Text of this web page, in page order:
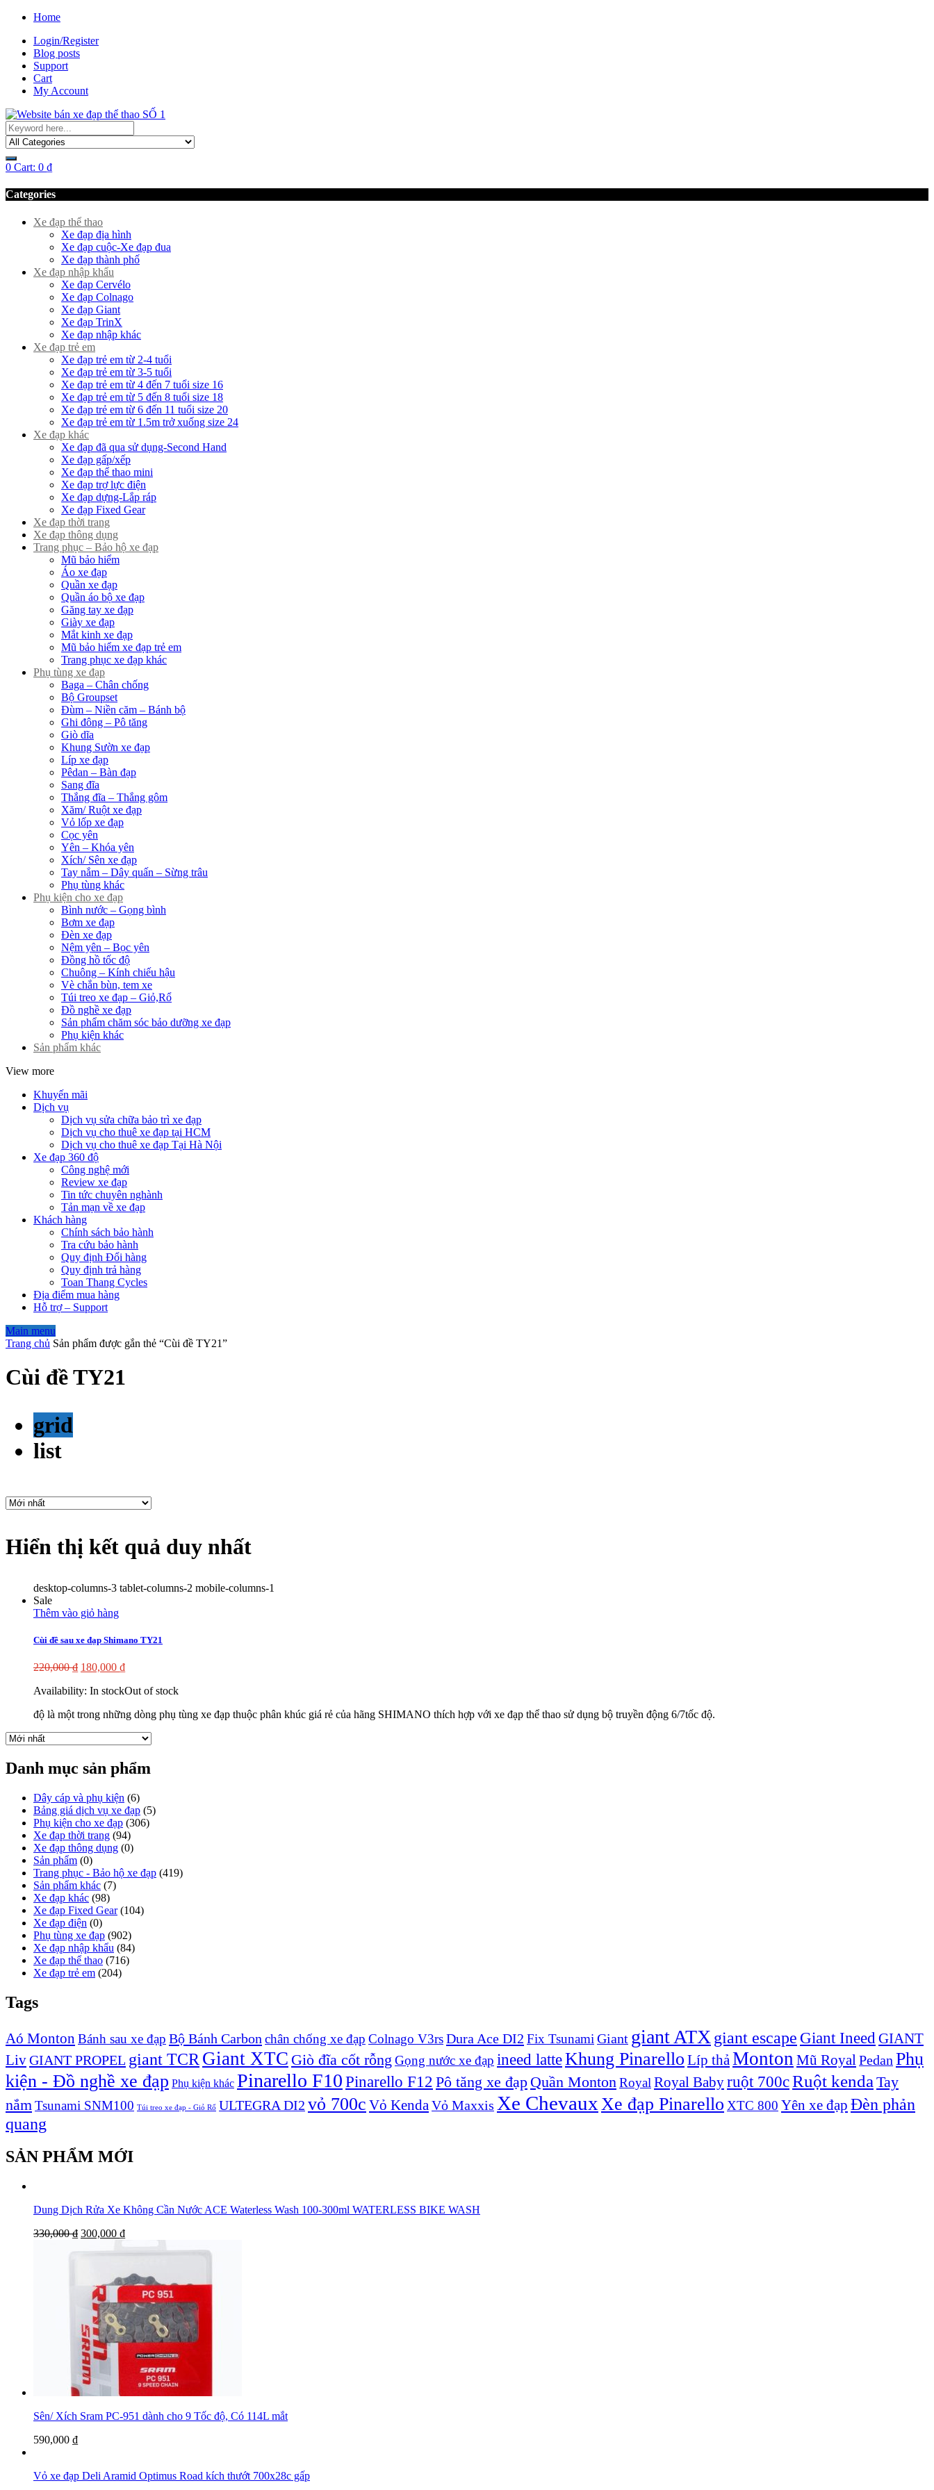
Home
Login/Register
Blog posts
Support
Cart
My Account
0 Cart: 0 ₫
Categories
Xe đạp thể thao
Xe đạp địa hình
Xe đạp cuộc-Xe đạp đua
Xe đạp thành phố
Xe đạp nhập khẩu
Xe đạp Cervélo
Xe đạp Colnago
Xe đạp Giant
Xe đạp TrinX
Xe đạp nhập khác
Xe đạp trẻ em
Xe đạp trẻ em từ 2-4 tuổi
Xe đạp trẻ em từ 3-5 tuổi
Xe đạp trẻ em từ 4 đến 7 tuổi size 16
Xe đạp trẻ em từ 5 đến 8 tuổi size 18
Xe đạp trẻ em từ 6 đến 11 tuổi size 20
Xe đạp trẻ em từ 1.5m trở xuống size 24
Xe đạp khác
Xe đạp đã qua sử dụng-Second Hand
Xe đạp gấp/xếp
Xe đạp thể thao mini
Xe đạp trợ lực điện
Xe đạp dựng-Lắp ráp
Xe đạp Fixed Gear
Xe đạp thời trang
Xe đạp thông dụng
Trang phục – Bảo hộ xe đạp
Mũ bảo hiểm
Áo xe đạp
Quần xe đạp
Quần áo bộ xe đạp
Găng tay xe đạp
Giày xe đạp
Mắt kinh xe đạp
Mũ bảo hiểm xe đạp trẻ em
Trang phục xe đạp khác
Phụ tùng xe đạp
Baga – Chân chống
Bộ Groupset
Đùm – Niền căm – Bánh bộ
Ghi đông – Pô tăng
Giò dĩa
Khung Sườn xe đạp
Líp xe đạp
Pêdan – Bàn đạp
Sang đĩa
Thắng đĩa – Thắng gôm
Xăm/ Ruột xe đạp
Vỏ lốp xe đạp
Cọc yên
Yên – Khóa yên
Xích/ Sên xe đạp
Tay nắm – Dây quấn – Sừng trâu
Phụ tùng khác
Phụ kiện cho xe đạp
Bình nước – Gọng bình
Bơm xe đạp
Đèn xe đạp
Nệm yên – Bọc yên
Đồng hồ tốc độ
Chuông – Kính chiếu hậu
Vè chắn bùn, tem xe
Túi treo xe đạp – Giỏ,Rổ
Đồ nghề xe đạp
Sản phẩm chăm sóc bảo dưỡng xe đạp
Phụ kiện khác
Sản phẩm khác
View more
Khuyến mãi
Dịch vụ
Dịch vụ sửa chữa bảo trì xe đạp
Dịch vụ cho thuê xe đạp tại HCM
Dịch vụ cho thuê xe đạp Tại Hà Nội
Xe đạp 360 độ
Công nghệ mới
Review xe đạp
Tin tức chuyên nghành
Tản mạn về xe đạp
Khách hàng
Chính sách bảo hành
Tra cứu bảo hành
Quy định Đổi hàng
Quy định trả hàng
Toan Thang Cycles
Địa điểm mua hàng
Hỗ trợ – Support
Main menu
Trang chủ Sản phẩm được gắn thẻ “Cùi đề TY21”
Cùi đề TY21
grid
list
Hiển thị kết quả duy nhất
desktop-columns-3 tablet-columns-2 mobile-columns-1
Sale
Thêm vào giỏ hàng
Cùi đề sau xe đạp Shimano TY21
220,000₫ 180,000 ₫
Availability: In stockOut of stock
độ là một trong những dòng phụ tùng xe đạp thuộc phân khúc giá rẻ của hãng SHIMANO thích hợp với xe đạp thể thao sử dụng bộ truyền động 6/7tốc độ.
Danh mục sản phẩm
Dây cáp và phụ kiện (6)
Bảng giá dịch vụ xe đạp (5)
Phụ kiện cho xe đạp (306)
Xe đạp thời trang (94)
Xe đạp thông dụng (0)
Sản phẩm (0)
Trang phục - Bảo hộ xe đạp (419)
Sản phẩm khác (7)
Xe đạp khác (98)
Xe đạp Fixed Gear (104)
Xe đạp điện (0)
Phụ tùng xe đạp (902)
Xe đạp nhập khẩu (84)
Xe đạp thể thao (716)
Xe đạp trẻ em (204)
Tags
Aó Monton Bánh sau xe đạp Bộ Bánh Carbon chân chống xe đạp Colnago V3rsDura Ace DI2 Fix Tsunami Giant giant ATX giant escape Giant Ineed GIANT
LivGIANT PROPEL giant TCR Giant XTC Giò đĩa cốt rỗng Gọng nước xe đạp ineed latteKhung Pinarello Líp thảMonton Mũ Royal Pedan Phụ
kiện - Đồ nghề xe đạp Phụ kiện khác Pinarello F10Pinarello F12 Pô tăng xe đạp Quần MontonRoyal Royal Babyruột 700cRuột kendaTay
nắmTsunami SNM100 Túi treo xe đạp - Giỏ Rổ ULTEGRA DI2 vỏ 700c Vỏ KendaVỏ Maxxis Xe ChevauxXe đạp Pinarello XTC 800 Yên xe đạp Đèn phản
quang
SẢN PHẨM MỚI
Dung Dịch Rửa Xe Không Cần Nước ACE Waterless Wash 100-300ml WATERLESS BIKE WASH
330,000₫ 300,000 ₫
Sên/ Xích Sram PC-951 dành cho 9 Tốc độ, Có 114L mắt
590,000 ₫
Vỏ xe đạp Deli Aramid Optimus Road kích thướt 700x28c gấp